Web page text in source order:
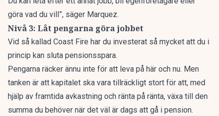
göra vad du vill”, säger Marquez.
Nivå 3: Låt pengarna göra jobbet
Vid så kallad Coast Fire har du investerat så mycket att du i
princip kan sluta pensionsspara.
Pengarna räcker ännu inte för att leva på här och nu. Men
tanken är att kapitalet ska vara tillräckligt stort för att, med
hjälp av framtida avkastning och ränta på ränta, växa till den
summa du behöver när det väl är dags att gå i pension.